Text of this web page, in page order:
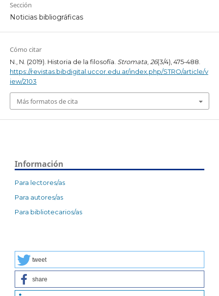
Sección
Noticias bibliográficas
Cómo citar
N., N. (2019). Historia de la filosofía. Stromata,26(3/4), 475-488.
https://revistas.bibdigital.uccor.edu.ar/index.php/STRO/article/v
iew/2103
Más formatos de cita
Información
Para lectores/as
Para autores/as
Para bibliotecarios/as
tweet
share